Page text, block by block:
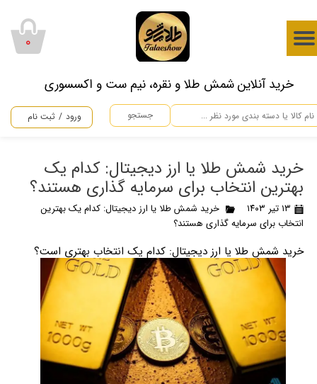
​خرید آنلاین شمش طلا و نقره، نیم ست و اکسسوری
جستجو ورود / ثبت نام
حساب کاربری من
سفارشات
۰
خرید شمش طلا یا ارز دیجیتال: کدام یک
بهترین انتخاب برای سرمایه گذاری هستند؟
۱۳ تیر ۱۴۰۳
خرید شمش طلا یا ارز دیجیتال: کدام یک بهترین
انتخاب برای سرمایه گذاری هستند؟
خرید شمش طلا یا ارز دیجیتال: کدام یک انتخاب بهتری است؟